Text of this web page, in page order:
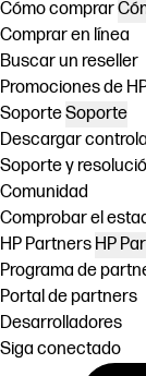
Cómo comprar
Comprar en línea
Buscar un reseller
Promociones de
SoporteSoporte
Descargar
Soporte y
Comunidad
Comprobar el
HP Partners HP
Programa de
Portal de partners
Desarrolladores
Siga conectado